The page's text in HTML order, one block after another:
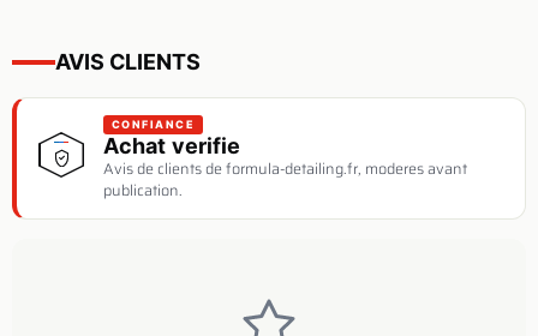
AVIS CLIENTS
CONFIANCE
Achat verifie
Avis de clients de formula-detailing.fr, moderes avant
publication.